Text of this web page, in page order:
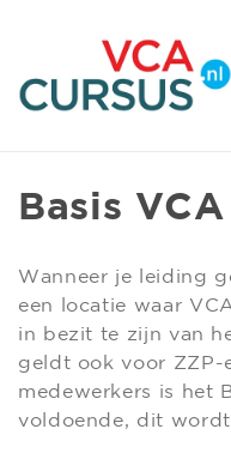
Basis
Wanneer je leiding
een locatie waar
in bezit te zijn van
geldt ook voor ZZP-
medewerkers is het
voldoende, dit